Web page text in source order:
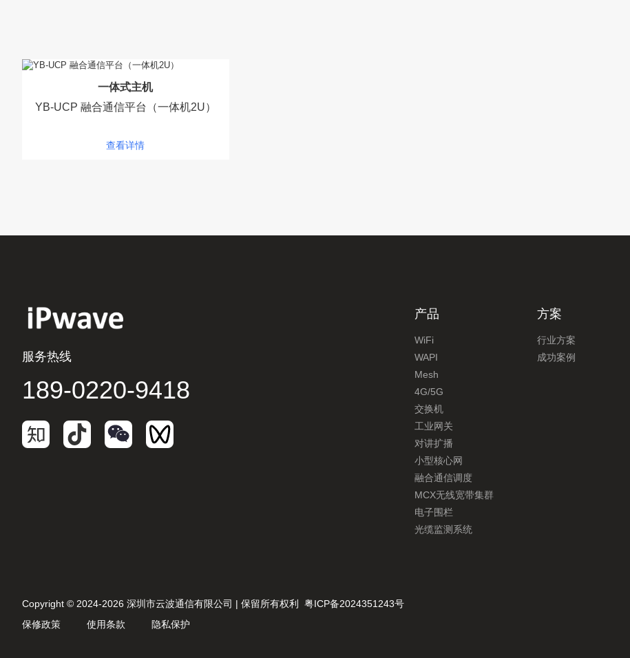
一体式主机
YB-UCP 融合通信平台（一体机2U）
查看详情
服务热线
189-0220-9418
产品
WiFi
WAPI
Mesh
4G/5G
交换机
工业网关
对讲扩播
小型核心网
融合通信调度
MCX无线宽带集群
电子围栏
光缆监测系统
方案
行业方案
成功案例
Copyright © 2024-2026 深圳市云波通信有限公司 | 保留所有权利 粤ICP备2024351243号
保修政策
使用条款 隐私保护